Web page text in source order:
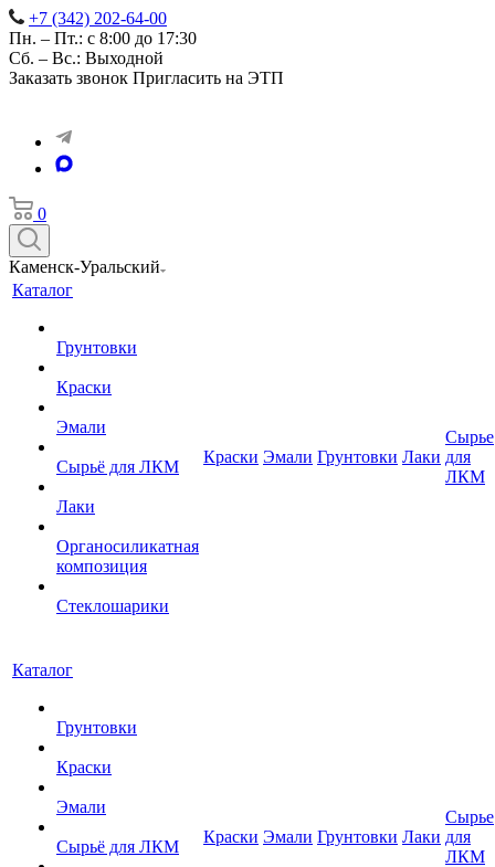
+7 (342) 202-64-00
Пн. – Пт.: с 8:00 до 17:30
Сб. – Вс.: Выходной
Заказать звонок Пригласить на ЭТП
0
Каменск-Уральский
Каталог
Грунтовки
Краски
Эмали
Сырьё для ЛКМ
Лаки
Органосиликатная
композиция
Стеклошарики
Краски Эмали Грунтовки Лаки
Сырье
для
ЛКМ
Каталог
Грунтовки
Краски
Эмали
Сырьё для ЛКМ
Краски Эмали Грунтовки Лаки
Сырье
для
ЛКМ